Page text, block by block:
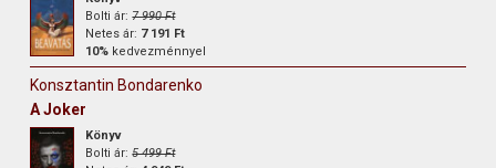
Bolti ár:7 990 Ft
Netes ár: 7 191 Ft
10% kedvezménnyel
Konsztantin Bondarenko
A Joker
Könyv
Bolti ár:5 499 Ft